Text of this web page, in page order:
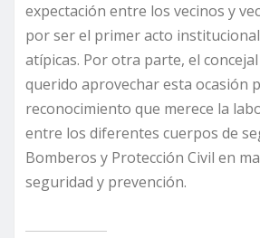
expectación entre los vecinos y
por ser el primer acto
atípicas. Por otra parte, el
querido aprovechar esta ocasión
reconocimiento que merece la
entre los diferentes cuerpos de
Bomberos y Protección Civil en
seguridad y prevención.